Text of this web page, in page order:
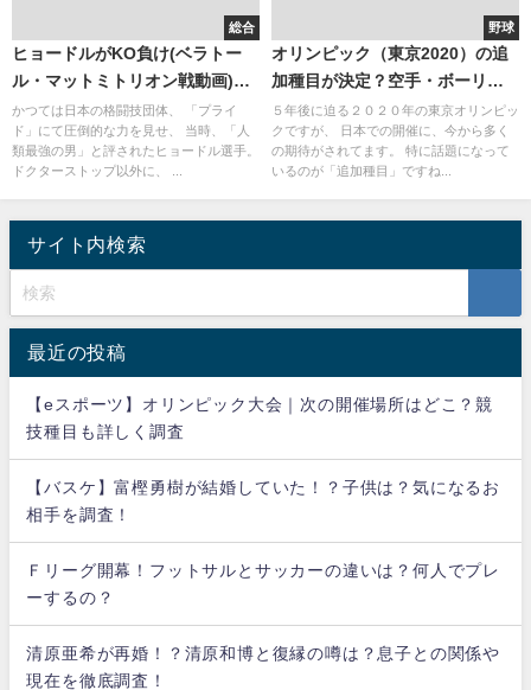
総合
ヒョードルがKO負け(ベラトー
ル・マットミトリオン戦動画)。
現役続行の理由。現在の年齢と
劣化と家族
かつては日本の格闘技団体、 「プライ
ド」にて圧倒的な力を見せ、 当時、「人
類最強の男」と評されたヒョードル選手。
ドクターストップ以外に、 ...
野球
オリンピック（東京2020）の追
加種目が決定？空手・ボーリン
グ・サーフィン。いくつ落選す
るのか・・・
５年後に迫る２０２０年の東京オリンピッ
クですが、 日本での開催に、今から多く
の期待がされてます。 特に話題になって
いるのが「追加種目」ですね...
サイト内検索
最近の投稿
【eスポーツ】オリンピック大会｜次の開催場所はどこ？競
技種目も詳しく調査
【バスケ】富樫勇樹が結婚していた！？子供は？気になるお
相手を調査！
Ｆリーグ開幕！フットサルとサッカーの違いは？何人でプレ
ーするの？
清原亜希が再婚！？清原和博と復縁の噂は？息子との関係や
現在を徹底調査！